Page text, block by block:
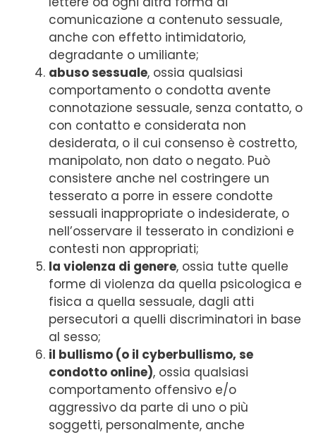
comunicazione a contenuto sessuale,
anche con effetto intimidatorio,
degradante o umiliante;
abuso sessuale, ossia qualsiasi
comportamento o condotta avente
connotazione sessuale, senza contatto, o
con contatto e considerata non
desiderata, o il cui consenso è costretto,
manipolato, non dato o negato. Può
consistere anche nel costringere un
tesserato a porre in essere condotte
sessuali inappropriate o indesiderate, o
nell’osservare il tesserato in condizioni e
contesti non appropriati;
la violenza di genere, ossia tutte quelle
forme di violenza da quella psicologica e
fisica a quella sessuale, dagli atti
persecutori a quelli discriminatori in base
al sesso;
il bullismo (o il cyberbullismo, se
condotto online), ossia qualsiasi
comportamento offensivo e/o
aggressivo da parte di uno o più
soggetti, personalmente, anche